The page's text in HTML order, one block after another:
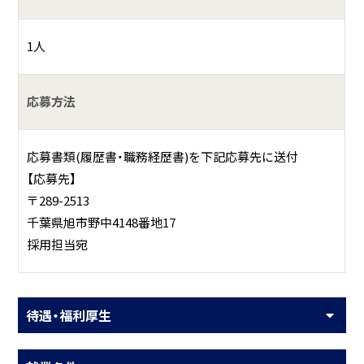
1人
応募方法
応募書類(履歴書・職務経歴書)を下記応募先に送付
【応募先】
〒289-2513
千葉県旭市野中4148番地17
採用担当宛
待遇・福利厚生